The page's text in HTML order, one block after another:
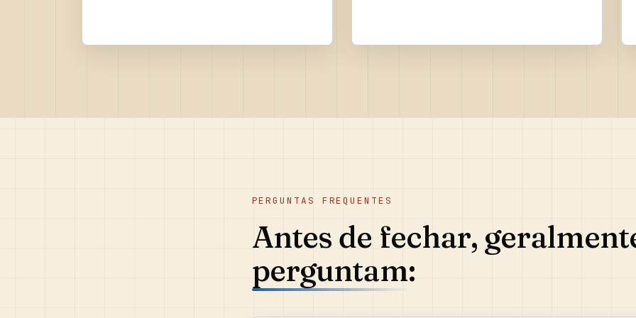
PERGUNTAS FREQUENTES
Antes de fechar,
perguntam: